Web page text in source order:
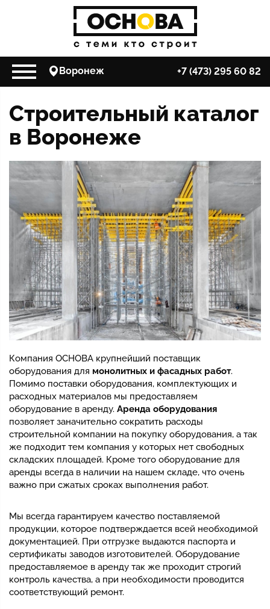
Воронеж +7 (473) 295 60 82
Строительный каталог
в Воронеже
Компания ОСНОВА крупнейший поставщик
оборудования для монолитных и фасадных работ.
Помимо поставки оборудования, комплектующих и
расходных материалов мы предоставляем
оборудование в аренду. Аренда оборудования
позволяет заначительно сократить расходы
строительной компании на покупку оборудования, а так
же подходит тем компания у которых нет свободных
складских площадей. Кроме того оборудование для
аренды всегда в наличии на нашем складе, что очень
важно при сжатых сроках выполнения работ.
Мы всегда гарантируем качество поставляемой
продукции, которое подтверждается всей необходимой
документацией. При отгрузке выдаются паспорта и
сертификаты заводов изготовителей. Оборудование
предоставляемое в аренду так же проходит строгий
контроль качества, а при необходимости проводится
соответствующий ремонт.